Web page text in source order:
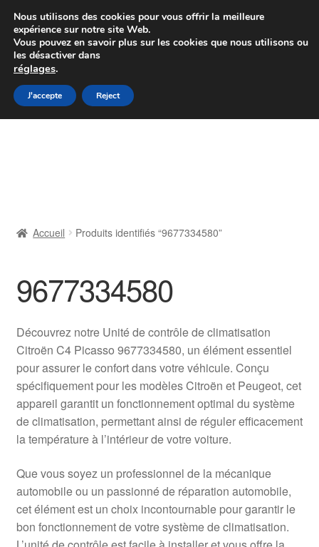
Colissimo livraison à partir de 7 EUR
Du lundi au vendredi de 9 h à 16 h
Aller
à
Aller
au
Livraison
Livraison internationale
Mon compte
Paiements
Panier
Plainte
Politique de confidentialité
Accueil Produits identifiés “9677334580”
9677334580
Découvrez notre Unité de contrôle de climatisation
Citroën C4 Picasso 9677334580, un élément essentiel
pour assurer le confort dans votre véhicule. Conçu
spécifiquement pour les modèles Citroën et Peugeot, cet
appareil garantit un fonctionnement optimal du système
de climatisation, permettant ainsi de réguler efficacement
la température à l’intérieur de votre voiture.
Que vous soyez un professionnel de la mécanique
automobile ou un passionné de réparation automobile,
cet élément est un choix incontournable pour garantir le
bon fonctionnement de votre système de climatisation.
Nous utilisons des cookies pour vous offrir la meilleure
expérience sur notre site Web.
Vous pouvez en savoir plus sur les cookies que nous utilisons ou
les désactiver dans
réglages.
J'accepte Reject